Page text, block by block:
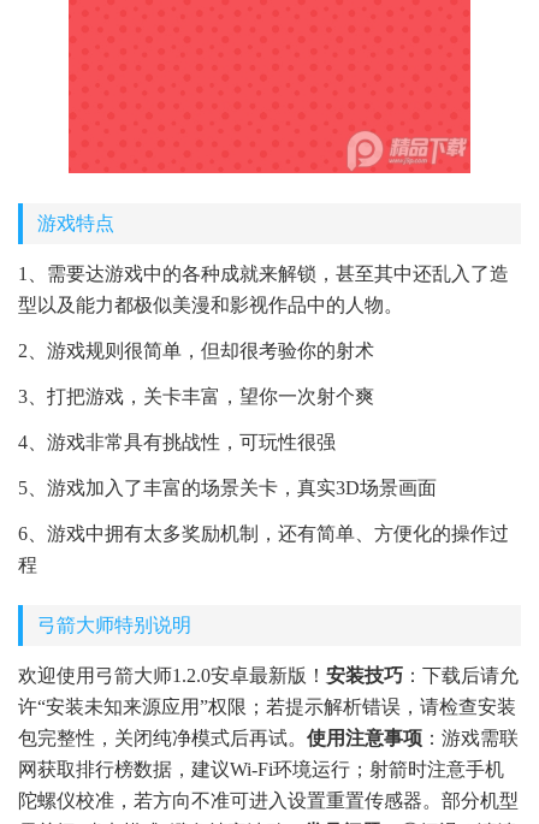
游戏特点
1、需要达游戏中的各种成就来解锁，甚至其中还乱入了造
型以及能力都极似美漫和影视作品中的人物。
2、游戏规则很简单，但却很考验你的射术
3、打把游戏，关卡丰富，望你一次射个爽
4、游戏非常具有挑战性，可玩性很强
5、游戏加入了丰富的场景关卡，真实3D场景画面
6、游戏中拥有太多奖励机制，还有简单、方便化的操作过
程
弓箭大师特别说明
欢迎使用弓箭大师1.2.0安卓最新版！ 安装技巧 ：下载后请允
许“安装未知来源应用”权限；若提示解析错误，请检查安装
包完整性，关闭纯净模式后再试。 使用注意事项 ：游戏需联
网获取排行榜数据，建议Wi-Fi环境运行；射箭时注意手机
陀螺仪校准，若方向不准可进入设置重置传感器。部分机型